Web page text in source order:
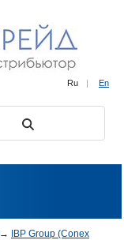
Ru | En
→
IBP Group (Conex